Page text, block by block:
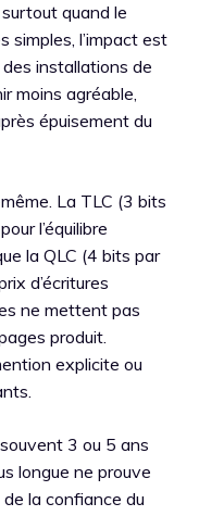
quand le
simples, l’impact est
installations de
moins agréable,
épuisement du
La TLC (3 bits
l’équilibre
la QLC (4 bits par
d’écritures
ne mettent pas
produit.
explicite ou
3 ou 5 ans
longue ne prouve
la confiance du